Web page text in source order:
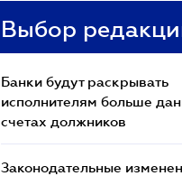
Выбор
Банки будут раскрывать
исполнителям больше
счетах должников
Законодательные